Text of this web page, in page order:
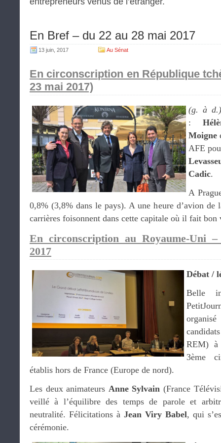
En Bref – du 22 au 28 mai 2017
13 juin, 2017 Au Sénat
En circonscription en République
23 mai 2017)
(g. à d.)
:
Moigne
AFE
Cadic.
A
0,8% (3,8% dans le pays). A une heure d’avion de
carrières foisonnent dans cette capitale où il fait
En circonscription au Royaume-Uni
2017
Débat /
Belle
REM) à
3ème
établis hors de France (Europe de nord).
Les deux animateurs Anne Sylvain (France
veillé à l’équilibre des temps de parole et
neutralité. Félicitations à Jean Viry Babel, qui
cérémonie.